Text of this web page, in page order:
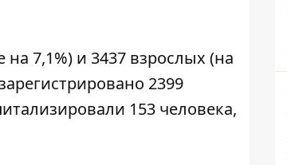
7,1%) и 3437 взрослых (на
2399
153 человека,